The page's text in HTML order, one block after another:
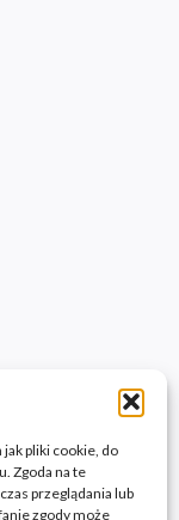
pliki cookie, do
Zgoda na te
przeglądania lub
zgody może